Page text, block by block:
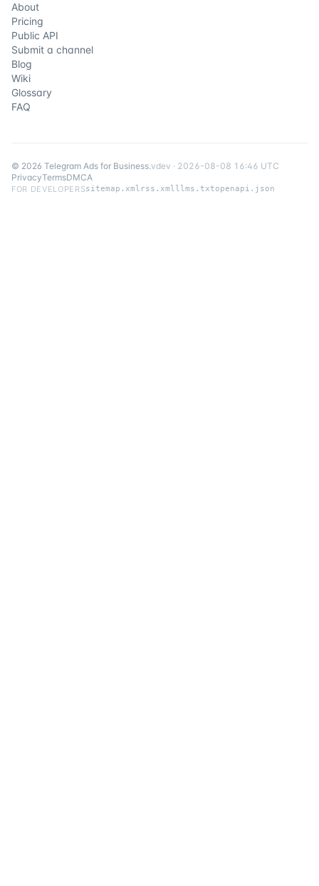
About
Pricing
Public API
Submit a channel
Blog
Wiki
Glossary
FAQ
© 2026 Telegram Ads for Business.vdev · 2026-08-08 16:46 UTC
PrivacyTermsDMCA
FOR DEVELOPERSsitemap.xml rss.xmlllms.txtopenapi.json